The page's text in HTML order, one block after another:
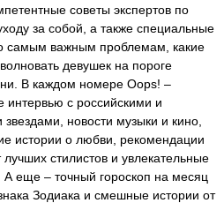
советы экспертов по
за собой, а также специальные
самым важным проблемам, какие
девушек на пороге
В каждом номере Oops! –
интервью с российскими и
новости музыки и кино,
истории о любви, рекомендации
стилистов и увлекательные
А еще – точный гороскоп на месяц
Зодиака и смешные истории от